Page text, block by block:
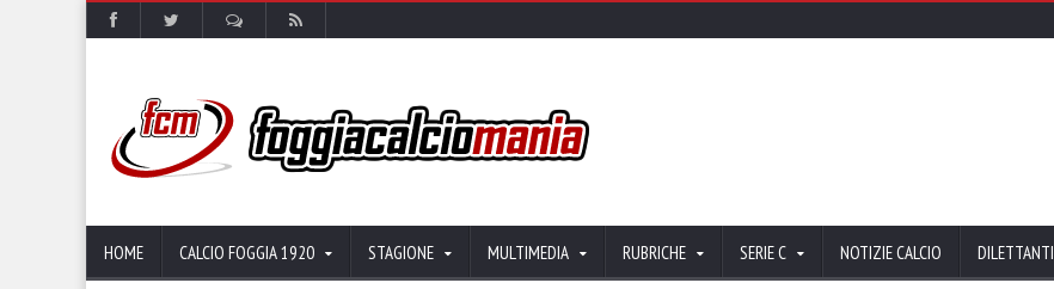
HOME CALCIO FOGGIA 1920 STAGIONE MULTIMEDIA RUBRICHE SERIE C NOTIZIE CALCIO DILETTANTI